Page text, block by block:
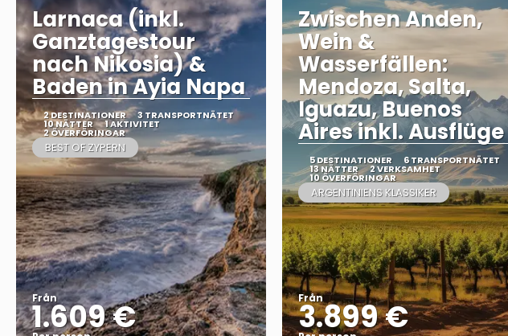
Larnaca (inkl.
Ganztagestour
nach Nikosia) &
Baden in Ayia Napa
2 DESTINATIONER 3 TRANSPORTNÄTET
10 NÄTTER 1 AKTIVITET
2 ÖVERFÖRINGAR
BEST OF ZYPERN
Från
1.609 €
Zwischen Anden,
Wein &
Wasserfällen:
Mendoza, Salta,
Iguazu, Buenos
Aires inkl. Ausflüge
5 DESTINATIONER 6 TRANSPORTNÄTET
13 NÄTTER 2 VERKSAMHET
10 ÖVERFÖRINGAR
ARGENTINIENS KLASSIKER
Från
3.899 €